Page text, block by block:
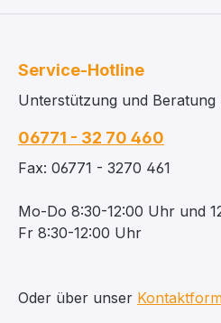
Service-Hotline
Unterstützung und Beratung
06771 - 32 70 460
Fax: 06771 - 3270 461
Mo-Do 8:30-12:00 Uhr und
Fr 8:30-12:00 Uhr
Oder über unser